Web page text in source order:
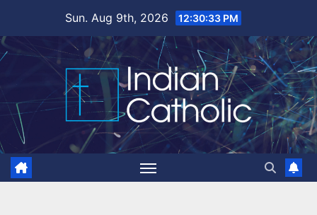
content
Sun. Aug 9th, 2026 12:30:34 PM